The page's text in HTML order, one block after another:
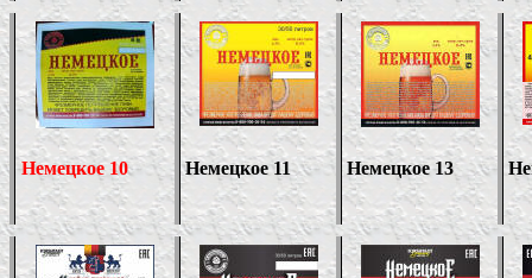
Немецкое10 Немецкое11 Немецкое13